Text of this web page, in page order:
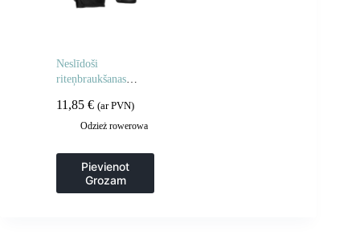
Neslīdoši
riteņbraukšanas
M izmērs – melni
11,85 € (ar PVN)
Odzież rowerowa
Pievienot
Grozam